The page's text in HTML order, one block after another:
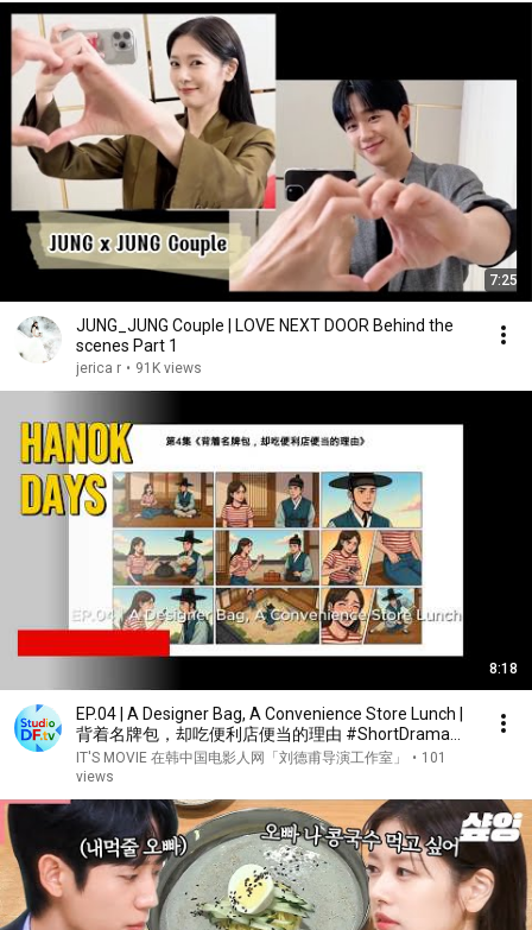
7:25
JUNG_JUNG Couple | LOVE NEXT DOOR Behind the
scenes Part 1
jerica r • 91K views
8:18
EP.04 | A Designer Bag, A Convenience Store Lunch |
背着名牌包，却吃便利店便当的理由 #ShortDrama
#KDrama #유덕보감독
IT'S MOVIE 在韩中国电影人网「刘德甫导演工作室」 • 101
views